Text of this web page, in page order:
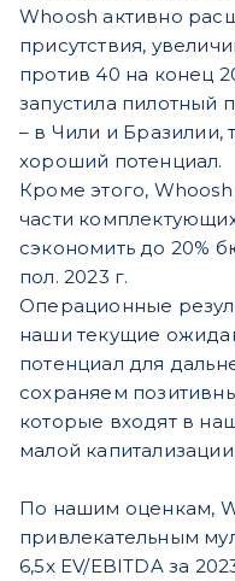
Whoosh активно
присутствия,
против 40 на конец
запустила пилотный
– в Чили и Бразилии,
хороший потенциал.
Кроме этого,
части
сэкономить до 20%
пол. 2023 г.
Операционные
наши текущие
потенциал для
сохраняем
которые входят в
малой капитализации.
По нашим оценкам,
привлекательным
6,5x EV/EBITDA за